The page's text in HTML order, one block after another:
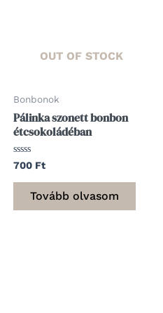
termékoldalon
választhatók
OUT OF STOCK
Bonbonok
Pálinka szonett bonbon
étcsokoládéban
Értékelés:
/
700 Ft
Tovább olvasom